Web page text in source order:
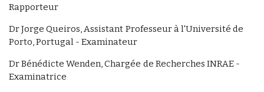
Rapporteur
Dr Jorge Queiros, Assistant Professeur à l'Université de
Porto, Portugal - Examinateur
Dr Bénédicte Wenden, Chargée de Recherches INRAE -
Examinatrice